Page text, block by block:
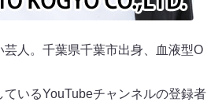
人。千葉県千葉市出身、血液型O
いるYouTubeチャンネルの登録者